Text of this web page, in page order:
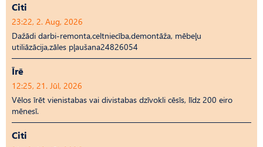
Citi
23:22, 2. Aug, 2026
Dažādi darbi-remonta,celtniecība,demontāža, mēbeļu
utiliāzācija,zāles pļaušana24826054
Īrē
12:25, 21. Jūl, 2026
Vēlos īrēt vienistabas vai divistabas dzīvokli cēsīs, līdz 200 eiro
mēnesī.
Citi